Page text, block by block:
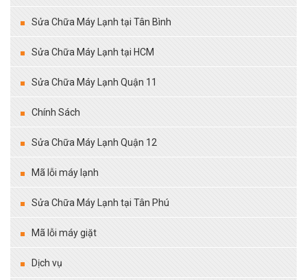
Sửa Chữa Máy Lạnh tại Tân Bình
Sửa Chữa Máy Lạnh tại HCM
Sửa Chữa Máy Lạnh Quận 11
Chính Sách
Sửa Chữa Máy Lạnh Quận 12
Mã lỗi máy lạnh
Sửa Chữa Máy Lạnh tại Tân Phú
Mã lỗi máy giặt
Dịch vụ